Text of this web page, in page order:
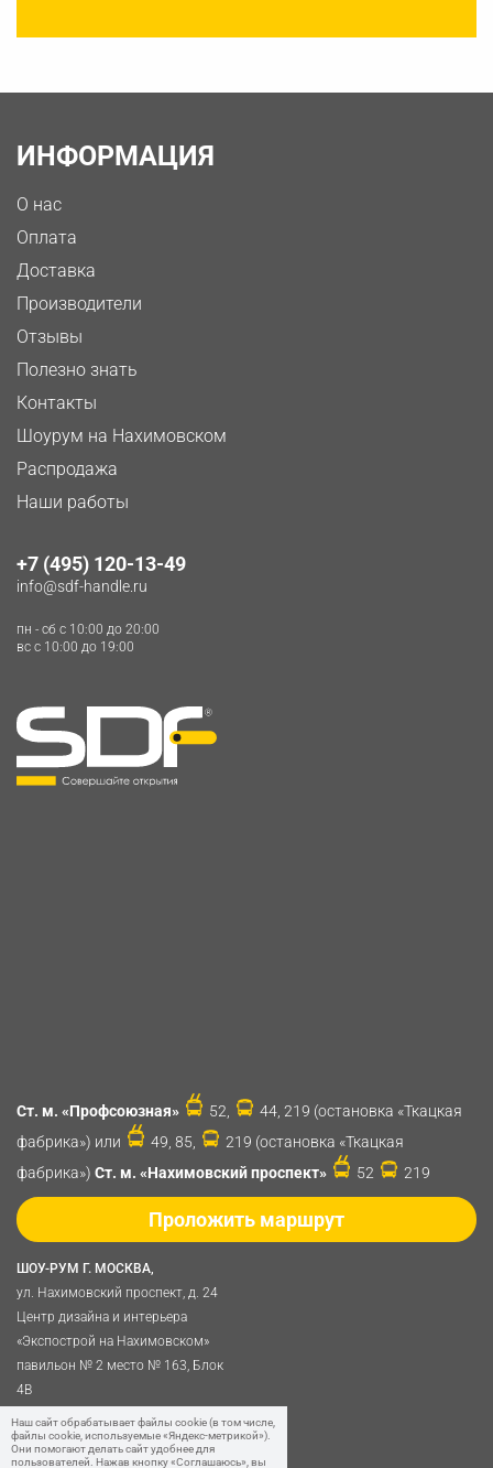
ИНФОРМАЦИЯ
О нас
Оплата
Доставка
Производители
Отзывы
Полезно знать
Контакты
Шоурум на Нахимовском
Распродажа
Наши работы
+7 (495) 120-13-49
info@sdf-handle.ru
пн - сб c 10:00 до 20:00
вс c 10:00 до 19:00
ШОУ-РУМ Г. МОСКВА,
ул. Нахимовский проспект, д. 24
Центр дизайна и интерьера
«Экспострой на Нахимовском»
павильон № 2 место № 163, Блок
4B
Политика обработки
персональных данных
Ст. м. «Профсоюзная» 52,
44, 219 (остановка «Ткацкая
фабрика») или
49, 85,
219 (остановка «Ткацкая
фабрика») Ст. м. «Нахимовский проспект» 52 219
Проложить маршрут
Наш сайт обрабатывает файлы cookie (в том числе,
файлы cookie, используемые «Яндекс-метрикой»).
Они помогают делать сайт удобнее для
пользователей. Нажав кнопку «Соглашаюсь», вы